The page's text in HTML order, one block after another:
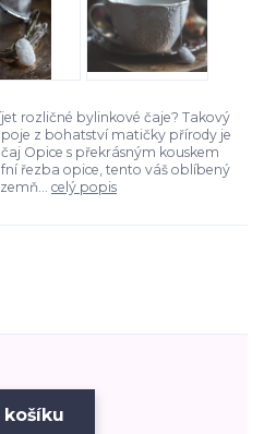
rozličné bylinkové čaje? Takový
z bohatství matičky přírody je
Opice s překrásným kouskem
řezba opice, tento váš oblíbený
celý popis